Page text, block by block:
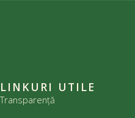
LINKURI UTILE
Transparență